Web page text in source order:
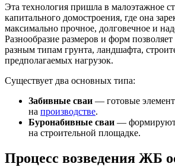
Эта технология пришла в малоэтажное
капитального домостроения, где она
максимально прочное, долговечное и
Разнообразие размеров и форм позволяет
разным типам грунта, ландшафта,
предполагаемых нагрузок.
Существует два основных типа:
Забивные сваи — готовые
на производстве.
Буронабивные сваи —
на строительной площадке.
Процесс возведения ЖБ